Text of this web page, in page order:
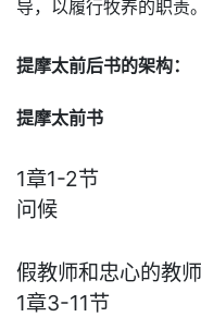
导，以履行牧养的职责。
提摩太前后书的架构：
提摩太前书
1章1-2节
问候
假教师和忠心的教
1章3-11节